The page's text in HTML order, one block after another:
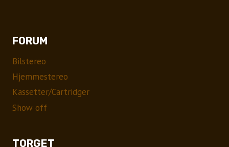
FORUM
Bilstereo
Hjemmestereo
Kassetter/Cartridger
Show off
TORGET